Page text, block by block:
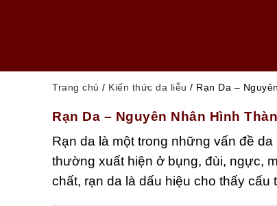
Trang chủ / Kiến thức da liễu / Rạn Da –
Rạn Da – Nguyên Nhân Hình
Rạn da là một trong những vấn đề
thường xuất hiện ở bụng, đùi, ngực,
chất, rạn da là dấu hiệu cho thấy